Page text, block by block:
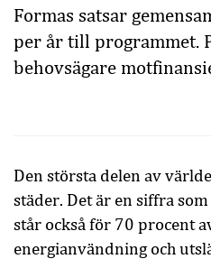
Formas satsar
per år till programmet.
behovsägare
Den största delen av
städer. Det är en siffra
står också för 70 procent
energianvändning och